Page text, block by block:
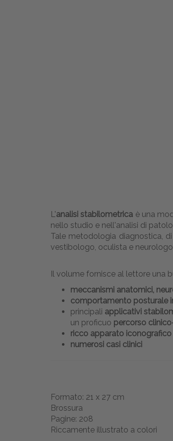
L'analisi stabilometrica è una
nello studio e nell'analisi di
Tale metodologia diagnostica,
vestibologo, oculista e
Il volume fornisce al lettore una
meccanismi anatomici,
comportamento posturale
principali applicativi
un proficuo percorso
ricco apparato iconografico
numerosi casi clinici
Formato: 21 x 27 cm
Brossura
Pagine: 208
Riccamente illustrato a colori